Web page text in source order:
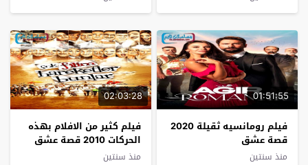
01:51:55
فيلم رومانسيه ثقيلة 2020
قصة عشق
منذ سنتين
02:03:28
فيلم كثير من الافلام بهذه
الحركات 2010 قصة عشق
منذ سنتين